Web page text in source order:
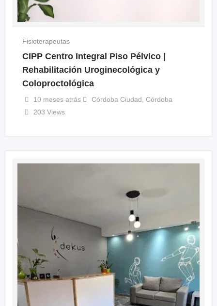
Fisioterapeutas
CIPP Centro Integral Piso Pélvico |
Rehabilitación Uroginecológica y
Coloproctológica
10 meses atrás Córdoba Ciudad Córdoba
203 Views